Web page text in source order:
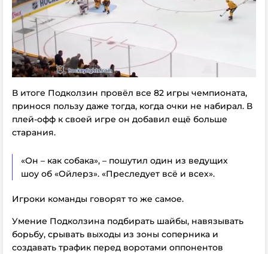
В итоге Подколзин провёл все 82 игры чемпионата,
принося пользу даже тогда, когда очки не набирал. В
плей-офф к своей игре он добавил ещё больше
старания.
«Он – как собака», – пошутил один из ведущих
шоу об «Ойлерз». «Преследует всё и всех».
Игроки команды говорят то же самое.
Умение Подколзина подбирать шайбы, навязывать
борьбу, срывать выходы из зоны соперника и
создавать трафик перед воротами оппонентов